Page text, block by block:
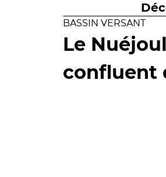
BASSIN VERSANT
Le
confluent